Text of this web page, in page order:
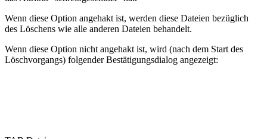
Wenn diese Option angehakt ist, werden diese Dateien bezüglich
des Löschens wie alle anderen Dateien behandelt.
Wenn diese Option nicht angehakt ist, wird (nach dem Start des
Löschvorgangs) folgender Bestätigungsdialog angezeigt: